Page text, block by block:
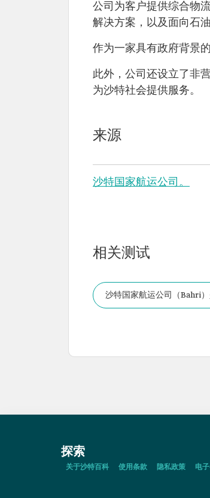
公司为客户提供综合物
解决方案，以及面向石
作为一家具有政府背景
此外，公司还设立了非
为沙特社会提供服务。
来源
沙特国家航运公司。
相关测试
沙特国家航运公司（Bahri
探索
关于沙特百科 使用条款 隐私政策 电